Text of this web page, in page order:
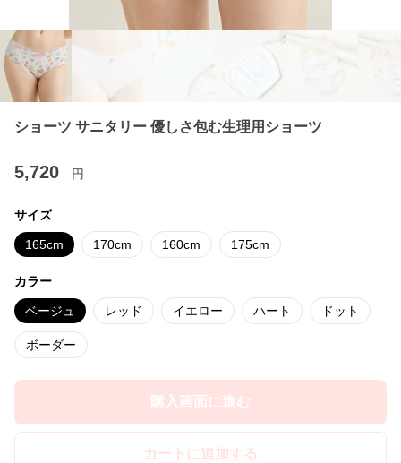
ショーツ サニタリー 優しさ包む生理用ショーツ
5,720 円
サイズ
165cm 170cm 160cm 175cm
カラー
ベージュ レッド イエロー ハート ドット
ボーダー
購入画面に進む
カートに追加する